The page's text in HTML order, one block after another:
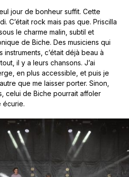
jour de bonheur suffit. Cette
C’était rock mais pas que. Priscilla
le charme malin, subtil et
de Biche. Des musiciens qui
c’était déjà beau à
il y a leurs chansons. J’ai
en plus accessible, et puis je
que me laisser porter. Sinon,
celui de Biche pourrait affoler
écurie.